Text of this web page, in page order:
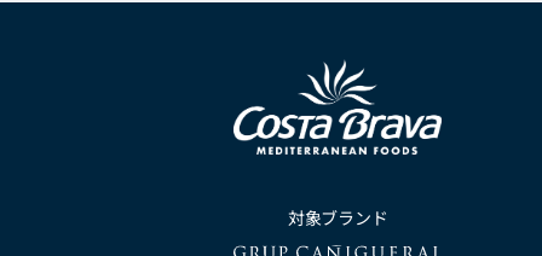
対象ブランド